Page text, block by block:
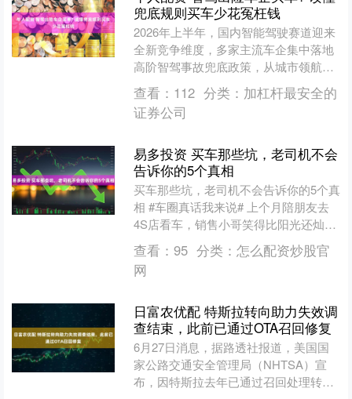
兜底规则买车少花冤枉钱
2026年上半年，国内智能驾驶赛道迎来
全新竞争维度，多家主流车企集中落地
高阶智驾事故兜底政策，从城市领航、
高速NOA到自动泊车，覆盖日常行车绝
大多数高频场景。长....
查看： 112 分类： 加杠杆最安全的
证券公司
易多投资 买车那些坑，老司机不会
告诉你的5个真相
买车那些坑，老司机不会告诉你的5个真
相 #车圈真话我来说# 上个月陪朋友去
4S店看车，销售小哥笑得比阳光还灿
烂，一句"哥，这款车全城最低价"就差
点让他当场刷卡。....
查看： 95 分类： 怎么配资炒股官
网
日富农优配 特斯拉转向助力失效调
查结束，此前已通过OTA召回修复
6月27日消息，据路透社报道，美国国
家公路交通安全管理局（NHTSA）宣
布，因特斯拉去年已通过召回处理转向